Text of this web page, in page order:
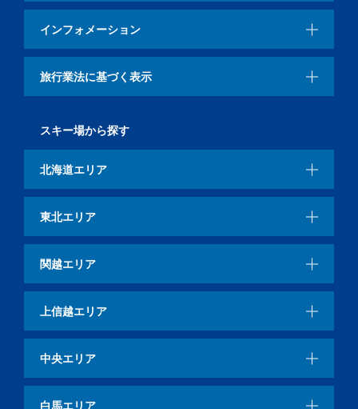
インフォメーション
旅行業法に基づく表示
スキー場から探す
北海道エリア
東北エリア
関越エリア
上信越エリア
中央エリア
白馬エリア